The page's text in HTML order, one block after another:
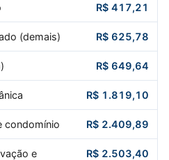
R$ 417,21
(demais) R$ 625,78
R$ 649,64
R$ 1.819,10
condomínio R$ 2.409,89
e
R$ 2.503,40